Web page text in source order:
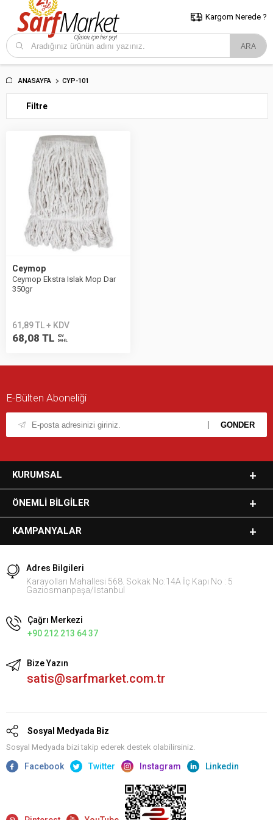
5000 TL ve Üzeri Alışverişlerde İstanbul İçi Kargo Bedava!
ve Trakya İçin Tıklayın..
Kargom Nerede ?
ANASAYFA CYP-101
Filtre
Ceymop
Ceymop Ekstra Islak Mop Dar
350gr
61,89 TL + KDV
68,08 TL
KDV
DAHİL
E-Bülten Aboneliği
KURUMSAL
ÖNEMLI BILGILER
KAMPANYALAR
Adres Bilgileri
Karayolları Mahallesi 568. Sokak No:14A İç Kapı No : 5
Gaziosmanpaşa/İstanbul
Çağrı Merkezi
+90 212 213 64 37
Bize Yazın
satis@sarfmarket.com.tr
Sosyal Medyada Biz
Sosyal Medyada bizi takip ederek destek olabilirsiniz.
Facebook Twitter Instagram Linkedin